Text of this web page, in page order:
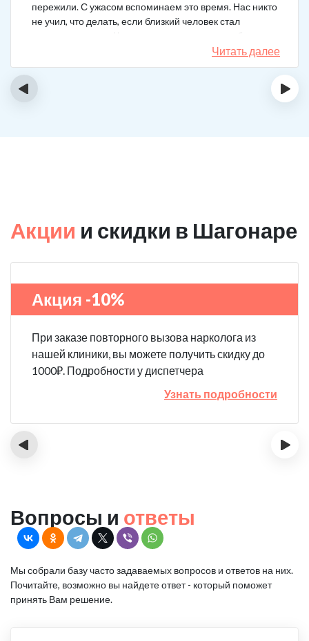
пережили. С ужасом вспоминаем это время. Нас никто
не учил, что делать, если близкий человек стал
наркозависимым. Честно говоря, надежды не было,
думали, что все лечение бесполезно, но решили
попробовать и отправить родственника в клинику на
Читать далее
‹ ›
Акции и скидки в Шагонаре
Акция -10%
При заказе повторного вызова нарколога из
нашей клиники, вы можете получить скидку до
1000₽. Подробности у диспетчера
Узнать подробности
‹ ›
Вопросы и ответы
Мы собрали базу часто задаваемых вопросов и ответов на них.
Почитайте, возможно вы найдете ответ - который поможет
принять Вам решение.